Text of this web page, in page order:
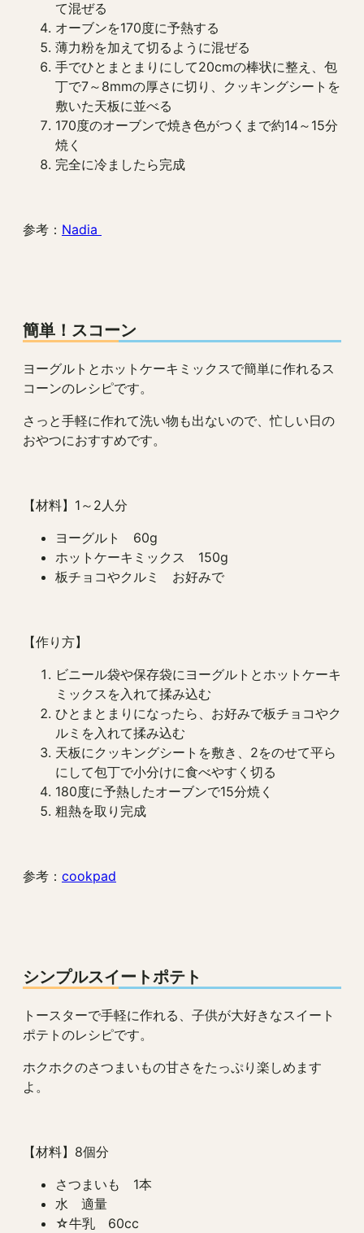
て混ぜる
オーブンを170度に予熱する
薄力粉を加えて切るように混ぜる
手でひとまとまりにして20cmの棒状に整え、包
丁で7～8mmの厚さに切り、クッキングシートを
敷いた天板に並べる
170度のオーブンで焼き色がつくまで約14～15分
焼く
完全に冷ましたら完成
参考： Nadia
簡単！スコーン
ヨーグルトとホットケーキミックスで簡単に作れるス
コーンのレシピです。
さっと手軽に作れて洗い物も出ないので、忙しい日の
おやつにおすすめです。
【材料】1～2人分
ヨーグルト 60g
ホットケーキミックス 150g
板チョコやクルミ お好みで
【作り方】
ビニール袋や保存袋にヨーグルトとホットケーキ
ミックスを入れて揉み込む
ひとまとまりになったら、お好みで板チョコやク
ルミを入れて揉み込む
天板にクッキングシートを敷き、2をのせて平ら
にして包丁で小分けに食べやすく切る
180度に予熱したオーブンで15分焼く
粗熱を取り完成
参考： cookpad
シンプルスイートポテト
トースターで手軽に作れる、子供が大好きなスイート
ポテトのレシピです。
ホクホクのさつまいもの甘さをたっぷり楽しめます
よ。
【材料】8個分
さつまいも 1本
水 適量
☆牛乳 60cc